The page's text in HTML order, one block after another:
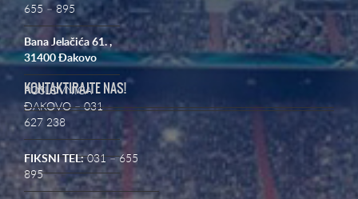
655 – 895
Bana Jelačića 61. ,
31400 Đakovo
POSLOVNICA
ĐAKOVO – 031
627 238
KONTAKTIRAJTE NAS!
FIKSNI TEL:031 – 655
895